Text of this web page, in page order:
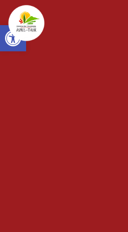
Open toolbar